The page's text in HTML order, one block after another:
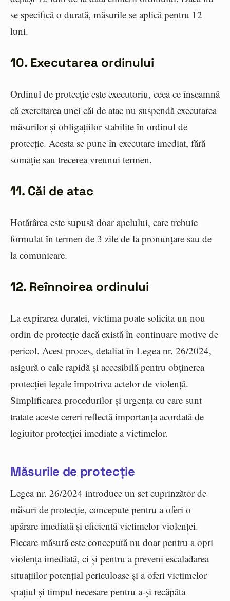
se specifică o durată, măsurile se aplică pentru 12
luni.
10. Executarea ordinului
Ordinul de protecție este executoriu, ceea ce înseamnă
că exercitarea unei căi de atac nu suspendă executarea
măsurilor și obligațiilor stabilite în ordinul de
protecție. Acesta se pune în executare imediat, fără
somație sau trecerea vreunui termen.
11. Căi de atac
Hotărârea este supusă doar apelului, care trebuie
formulat în termen de 3 zile de la pronunțare sau de
la comunicare.
12. Reînnoirea ordinului
La expirarea duratei, victima poate solicita un nou
ordin de protecție dacă există în continuare motive de
pericol. Acest proces, detaliat în Legea nr. 26/2024,
asigură o cale rapidă și accesibilă pentru obținerea
protecției legale împotriva actelor de violență.
Simplificarea procedurilor și urgența cu care sunt
tratate aceste cereri reflectă importanța acordată de
legiuitor protecției imediate a victimelor.
Măsurile de protecție
Legea nr. 26/2024 introduce un set cuprinzător de
măsuri de protecție, concepute pentru a oferi o
apărare imediată și eficientă victimelor violenței.
Fiecare măsură este concepută nu doar pentru a opri
violența imediată, ci și pentru a preveni escaladarea
situațiilor potențial periculoase și a oferi victimelor
spațiul și timpul necesare pentru a-și recăpăta